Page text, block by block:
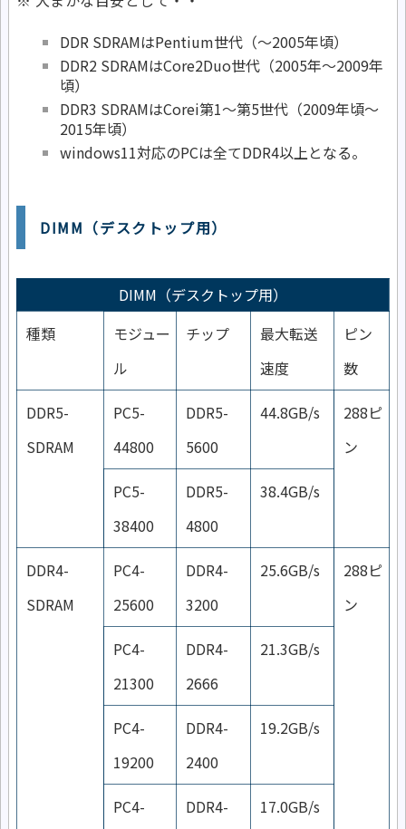
DDR SDRAMはPentium世代（～2005年頃）
DDR2 SDRAMはCore2Duo世代（2005年～2009年
頃）
DDR3 SDRAMはCorei第1～第5世代（2009年頃～
2015年頃）
windows11対応のPCは全てDDR4以上となる。
DIMM（デスクトップ用）
DIMM（デスクトップ用）
種類
モジュー
ル
チップ
最大転送
速度
ピン
数
DDR5-
SDRAM
PC5-
44800
DDR5-
5600
44.8GB/s
288ピ
ン
PC5-
38400
DDR5-
4800
38.4GB/s
DDR4-
SDRAM
PC4-
25600
DDR4-
3200
25.6GB/s
288ピ
ン
PC4-
21300
DDR4-
2666
21.3GB/s
PC4-
19200
DDR4-
2400
19.2GB/s
PC4-
DDR4-
17.0GB/s